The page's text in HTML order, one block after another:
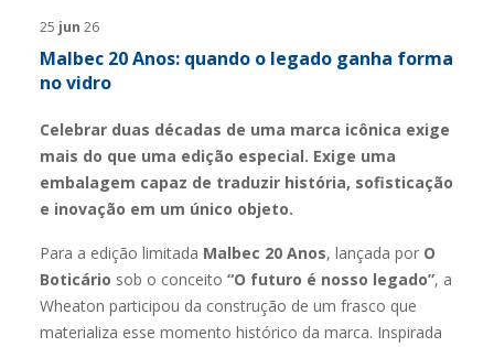
25 jun 26
Malbec 20 Anos: quando o legado ganha forma
no vidro
Celebrar duas décadas de uma marca icônica exige
mais do que uma edição especial. Exige uma
embalagem capaz de traduzir história, sofisticação
e inovação em um único objeto.
Para a edição limitada Malbec 20 Anos, lançada por O
Boticário sob o conceito “O futuro é nosso legado”, a
Wheaton participou da construção de um frasco que
materializa esse momento histórico da marca. Inspirada